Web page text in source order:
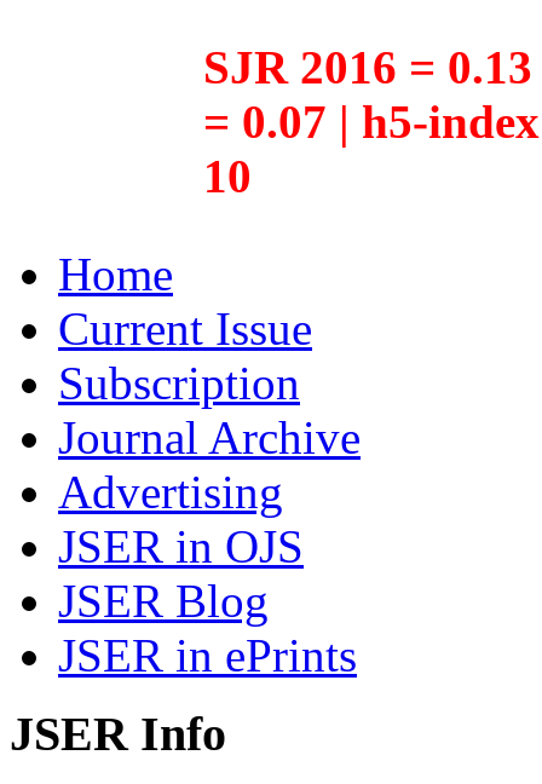
SJR 2016 =
= 0.07 | h5-
10
Home
Current Issue
Subscription
Journal Archive
Advertising
JSER in OJS
JSER Blog
JSER in ePrints
JSER Info